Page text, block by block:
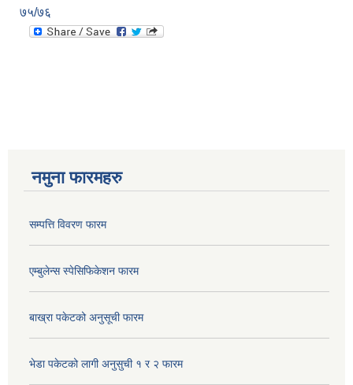
७५/७६
नमुना फारमहरु
सम्पत्ति विवरण फारम
एम्बुलेन्स स्पेसिफिकेशन फारम
बाख्रा पकेटको अनुसूची फारम
भेडा पकेटको लागी अनुसुची १ र २ फारम